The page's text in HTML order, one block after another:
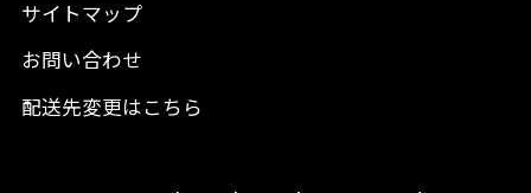
サイトマップ
お問い合わせ
配送先変更はこちら